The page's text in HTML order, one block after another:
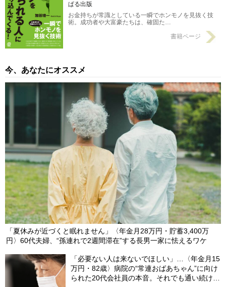
ぱる出版
お金持ちが常識としている一瞬でホンモノを見抜く技
術。成功者や大富豪たちは、確固た…
書籍ページ
今、あなたにオススメ
「夏休みが近づくと眠れません」〈年金月28万円・貯蓄3,400万
円〉60代夫婦、“孫連れで2週間滞在”する長男一家に怯えるワケ
「必要ない人は来ないでほしい」…〈年金月15
万円・82歳〉病院の“常連おばあちゃん”に向け
られた20代会社員の本音。それでも通い続ける